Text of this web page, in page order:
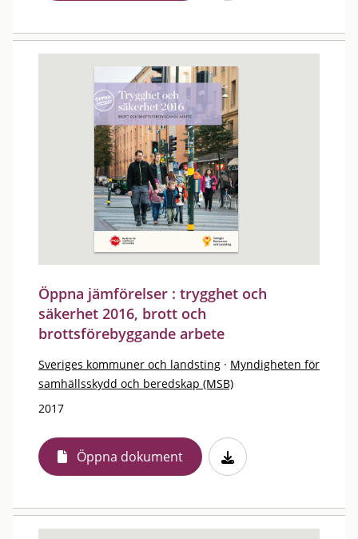
Öppna jämförelser : trygghet och
säkerhet 2016, brott och
brottsförebyggande arbete
Sveriges kommuner och landsting · Myndigheten för
samhällsskydd och beredskap (MSB)
2017
Öppna dokument